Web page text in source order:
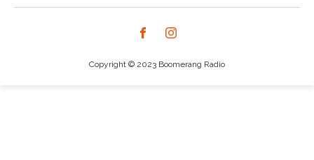
Copyright © 2023 Boomerang Radio